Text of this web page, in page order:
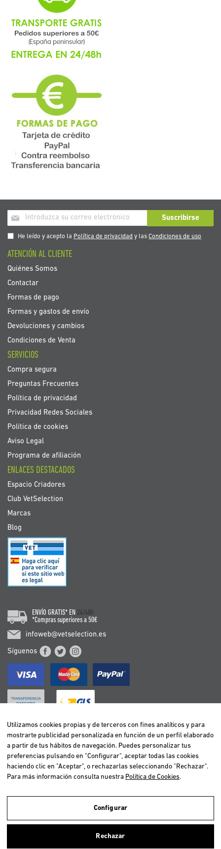
Utilizamos cookies propias y de terceros para realizar el análisis de la
navegación de los usuarios y de este modo poder ofrecer un mejor
Inscríbase
a
nuestro
de
noticias:
Suscribirse
He leído y acepto la Política de privacidad y lasCondiciones de uso
ATENCIÓN AL CLIENTE
Quiénes Somos
Contactar
Formas de pago
Formas y gastos de envío
Devoluciones y cambios
Condiciones de Venta
SERVICIOS
Compra segura
Preguntas Frecuentes
Política de privacidad
Privacidad Redes Sociales
Política de cookies
Aviso Legal
Programa de afiliación
ENLACES DESTACADOS
Espacio Criadores
Club VetSelection
Marcas
Blog
ENVÍO GRATIS* EN 24/48h
*Compras superiores a 50€
infoweb@vetselection.es
Síguenos
BELGIË / BELGIQUE
DEUTSCHLAND
ESPAÑA
FRANCE
ITALIA
NEDERLAND
ÖSTERREICH
PORTUGAL
Utilizamos cookies propias y de terceros con fines analíticos y para
mostrarte publicidad personalizada en función de un perfil elaborado
a partir de tus hábitos de navegación. Puedes personalizar tus
preferencias pulsando en "Configurar", aceptar todas las cookies
haciendo clic en "Aceptar", o rechazarlas seleccionando "Rechazar".
Para más información consulta nuestra Política de Cookies.
Configurar
Rechazar